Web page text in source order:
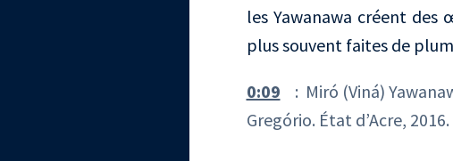
les Yawanawa créent
plus souvent faites de
0:09
: Miró (Viná)
Gregório. État d’Acre, 2016.